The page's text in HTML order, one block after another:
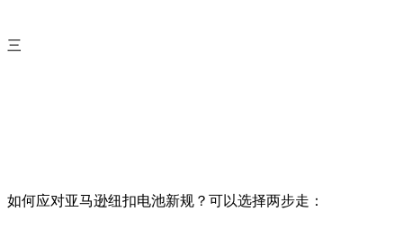
三
如何应对亚马逊纽扣电池新规？可以选择两步走：